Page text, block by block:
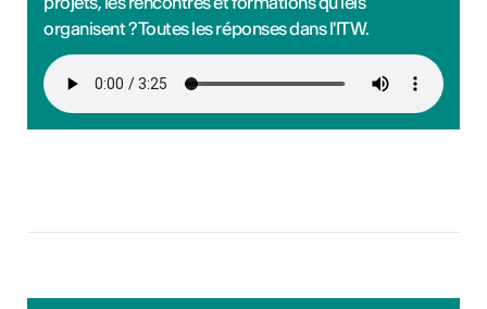
organisent ? Toutes les réponses dans l'ITW.